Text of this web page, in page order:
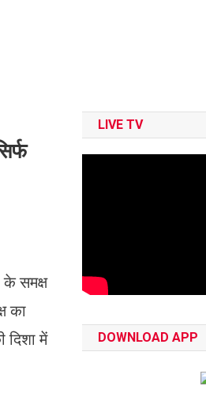
समक्ष
का
दिशा में
LIVE TV
DOWNLOAD APP